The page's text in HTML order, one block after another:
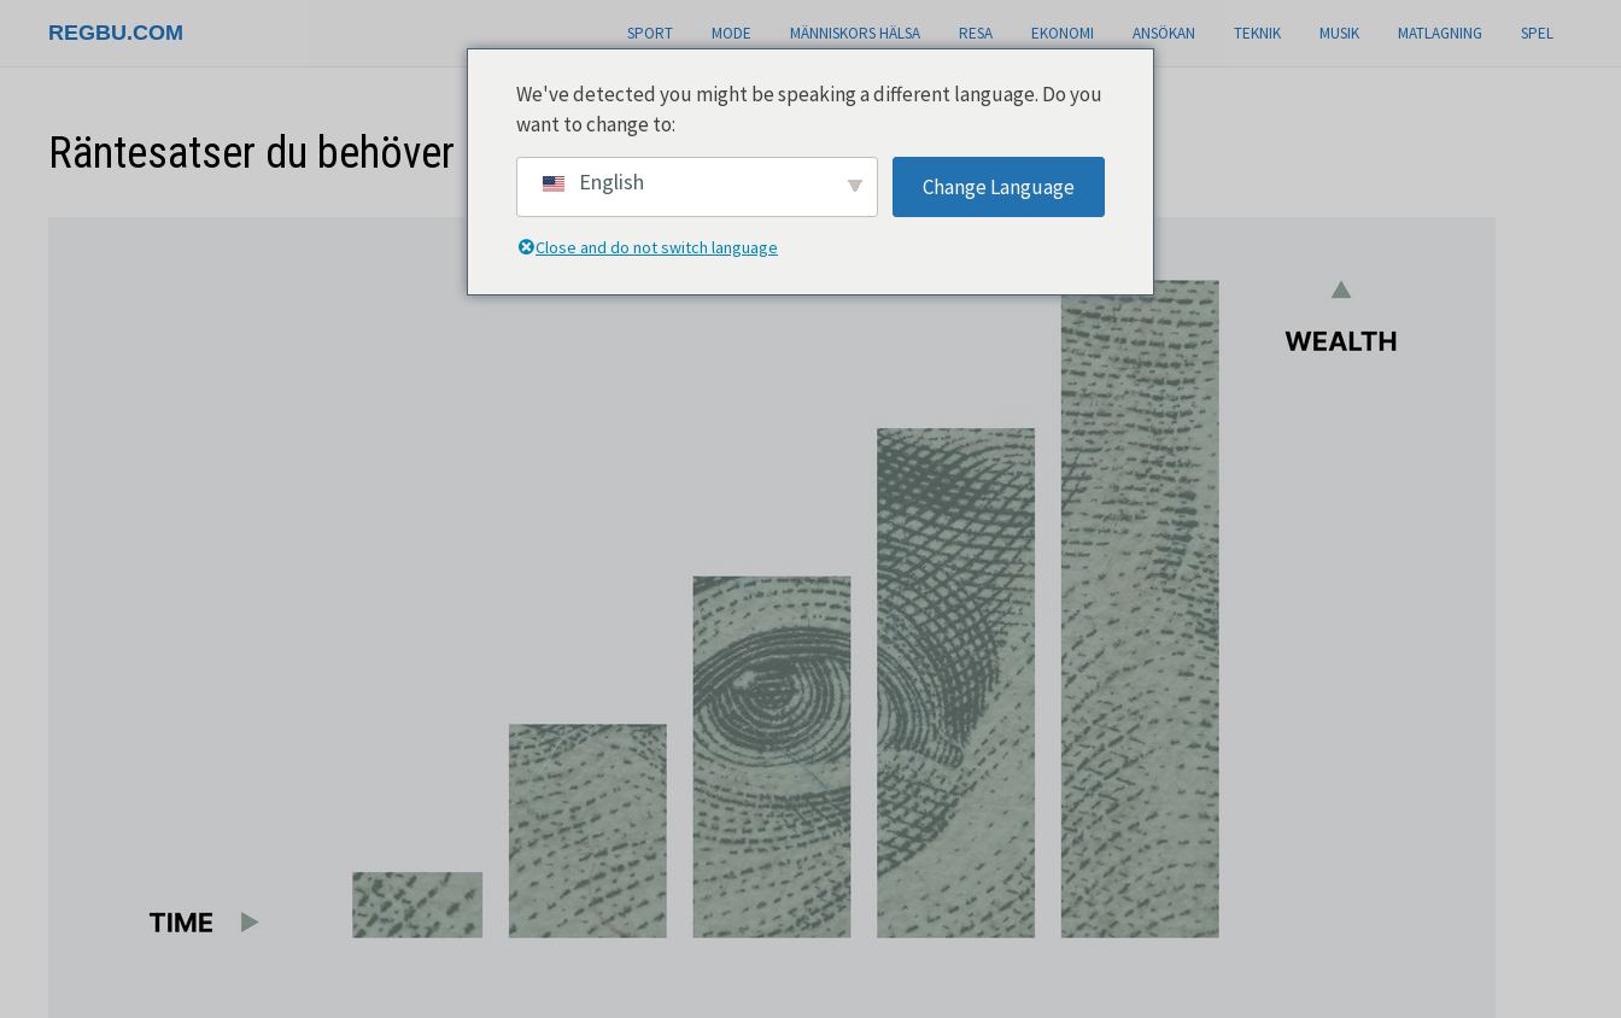
REGBU.COM SPORT MODE MÄNNISKORS HÄLSA RESA EKONOMI ANSÖKAN TEKNIK MUSIK MATLAGNING SPEL
Räntesatser du behöver känna till
We've detected you might be speaking a different language. Do you
want to change to:
English Change Language
Close and do not switch language